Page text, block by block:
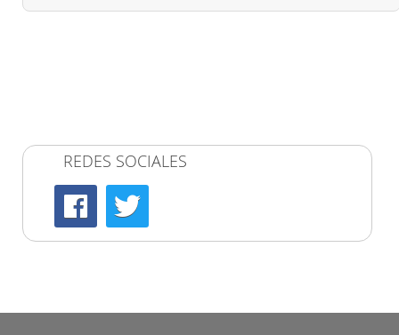
REDES SOCIALES